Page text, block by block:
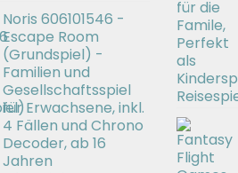
2.49
von 5
war:
€26,99
ist:
Noris 606101546 -
Escape Room
(Grundspiel) -
Familien und
Gesellschaftsspiel
für Erwachsene, inkl.
4 Fällen und Chrono
Decoder, ab 16
Jahren